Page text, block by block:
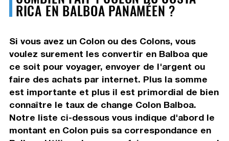
RICA EN BALBOA PANAMÉEN ?
Si vous avez un Colon ou des Colons, vous
voulez surement les convertir en Balboa que
ce soit pour voyager, envoyer de l'argent ou
faire des achats par internet. Plus la somme
est importante et plus il est primordial de bien
connaître le taux de change Colon Balboa.
Notre liste ci-dessous vous indique d'abord le
montant en Colon puis sa correspondance en